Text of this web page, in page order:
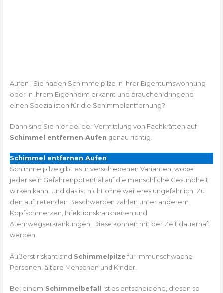
Aufen | Sie haben Schimmelpilze in Ihrer Eigentumswohnung
oder in Ihrem Eigenheim erkannt und brauchen dringend
einen Spezialisten für die Schimmelentfernung?
Dann sind Sie hier bei der Vermittlung von Fachkräften auf
Schimmel entfernen Aufen genau richtig.
Schimmel entfernen Aufen
Schimmelpilze gibt es in verschiedenen Varianten, wobei
jeder sein Gefahrenpotential auf die menschliche Gesundheit
wirken kann. Und das ist nicht ohne weiteres ungefährlich. Zu
den auftretenden Beschwerden zählen unter anderem
Kopfschmerzen, Infektionskrankheiten und
Atemwegserkrankungen. Diese können mit der Zeit dauerhaft
werden.
Äußerst riskant sind Schimmelpilze für immunschwache
Personen, ältere Menschen und Kinder.
Bei einem Schimmelbefall ist es entscheidend, diesen so